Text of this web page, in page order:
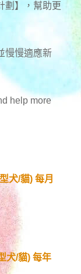
劃】，幫助更
慢慢適應新
help more
犬/貓) 每月
犬/貓) 每年